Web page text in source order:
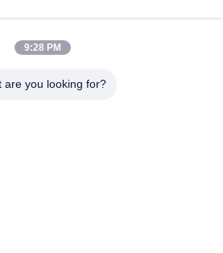
da sala de limpeza, nós
Produtos
9:28 PM
are you looking for?